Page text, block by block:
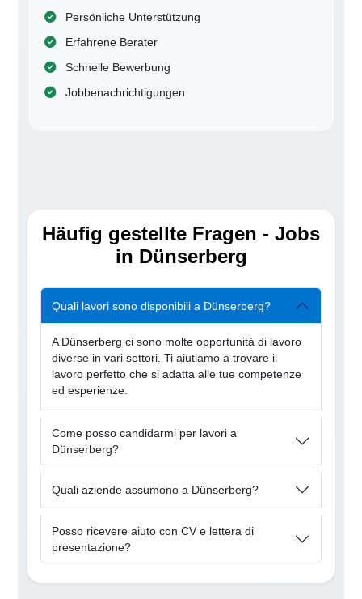
Persönliche Unterstützung
Erfahrene Berater
Schnelle Bewerbung
Jobbenachrichtigungen
Häufig gestellte Fragen - Jobs
in Dünserberg
Quali lavori sono disponibili a Dünserberg?
A Dünserberg ci sono molte opportunità di lavoro
diverse in vari settori. Ti aiutiamo a trovare il
lavoro perfetto che si adatta alle tue competenze
ed esperienze.
Come posso candidarmi per lavori a
Dünserberg?
Quali aziende assumono a Dünserberg?
Posso ricevere aiuto con CV e lettera di
presentazione?